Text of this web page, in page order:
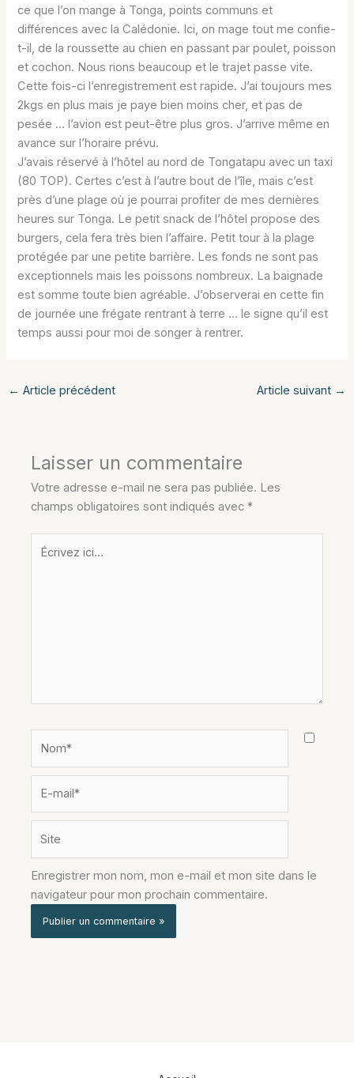
ce que l’on mange à Tonga, points communs et
différences avec la Calédonie. Ici, on mage tout me confie-
t-il, de la roussette au chien en passant par poulet, poisson
et cochon. Nous rions beaucoup et le trajet passe vite.
Cette fois-ci l’enregistrement est rapide. J’ai toujours mes
2kgs en plus mais je paye bien moins cher, et pas de
pesée … l’avion est peut-être plus gros. J’arrive même en
avance sur l’horaire prévu.
J’avais réservé à l’hôtel au nord de Tongatapu avec un taxi
(80 TOP). Certes c’est à l’autre bout de l’île, mais c’est
près d’une plage où je pourrai profiter de mes dernières
heures sur Tonga. Le petit snack de l’hôtel propose des
burgers, cela fera très bien l’affaire. Petit tour à la plage
protégée par une petite barrière. Les fonds ne sont pas
exceptionnels mais les poissons nombreux. La baignade
est somme toute bien agréable. J’observerai en cette fin
de journée une frégate rentrant à terre … le signe qu’il est
temps aussi pour moi de songer à rentrer.
← Article précédent Article suivant →
Laisser un commentaire
Votre adresse e-mail ne sera pas publiée. Les
champs obligatoires sont indiqués avec*
Écrivez
ici…
Enregistrer mon nom, mon e-mail et mon site dans le
navigateur pour mon prochain commentaire.